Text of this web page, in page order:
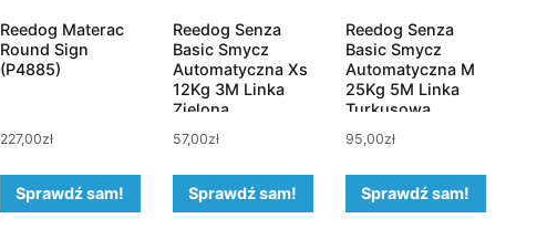
Reedog Materac
Round Sign
(P4885)
227,00zł
Sprawdź sam!
Reedog Senza
Basic Smycz
Automatyczna Xs
12Kg 3M Linka
Zielona
57,00zł
Sprawdź sam!
Reedog Senza
Basic Smycz
Automatyczna M
25Kg 5M Linka
Turkusowa
95,00zł
Sprawdź sam!